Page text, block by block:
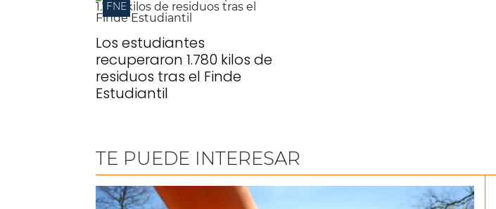
FNE
Los estudiantes
recuperaron 1.780 kilos de
residuos tras el Finde
Estudiantil
TE PUEDE INTERESAR